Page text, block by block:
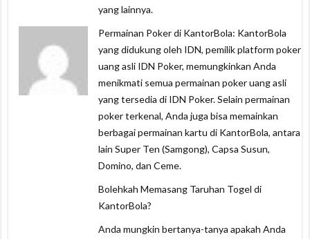
yang lainnya.
Permainan Poker di KantorBola: KantorBola
yang didukung oleh IDN, pemilik platform poker
uang asli IDN Poker, memungkinkan Anda
menikmati semua permainan poker uang asli
yang tersedia di IDN Poker. Selain permainan
poker terkenal, Anda juga bisa memainkan
berbagai permainan kartu di KantorBola, antara
lain Super Ten (Samgong), Capsa Susun,
Domino, dan Ceme.
Bolehkah Memasang Taruhan Togel di
KantorBola?
Anda mungkin bertanya-tanya apakah Anda